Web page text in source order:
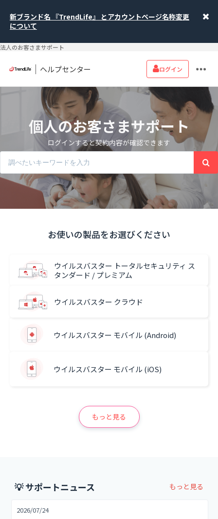
新ブランド名 『TrendLife』 とアカウントページ名称変更
について
法人のお客さまサポート
ヘルプセンター ログイン
個人のお客さまサポート
ログインすると契約内容が確認できます
お使いの製品をお選びください
ウイルスバスター トータルセキュリティ ス
タンダード / プレミアム
ウイルスバスター クラウド
ウイルスバスター モバイル (Android)
ウイルスバスター モバイル (iOS)
もっと見る
💡サポートニュース もっと見る
2026/07/24